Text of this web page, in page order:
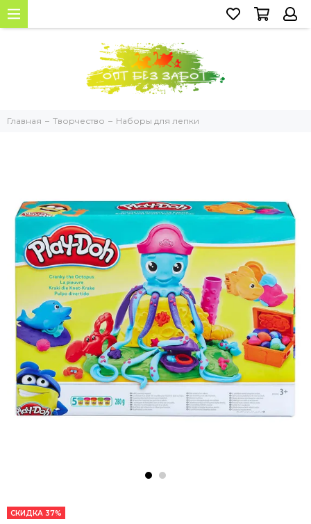
Главная Творчество Наборы для лепки
СКИДКА 37%